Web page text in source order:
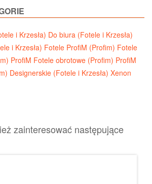
i Krzesła) Do biura (Fotele i Krzesła)
i Krzesła) Fotele ProfiM (Profim) Fotele
ProfiM Fotele obrotowe (Profim) ProfiM
Designerskie (Fotele i Krzesła) Xenon
zainteresować następujące